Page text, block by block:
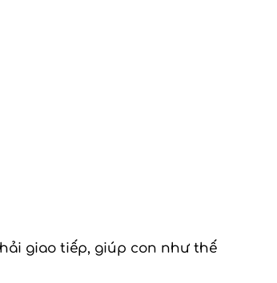
giao tiếp, giúp con như thế